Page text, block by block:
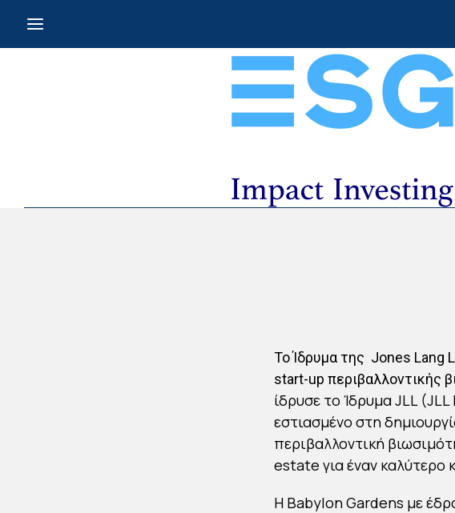
Το Ίδρυμα της Jones Lang
start-up περιβαλλοντικής
ίδρυσε το Ίδρυμα JLL
εστιασμένο στη
περιβαλλοντική
estate για έναν καλύτερο
Η Babylon Gardens με